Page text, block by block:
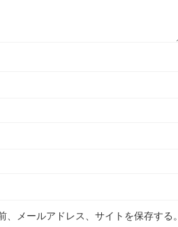
メールアドレス、サイトを保存する。